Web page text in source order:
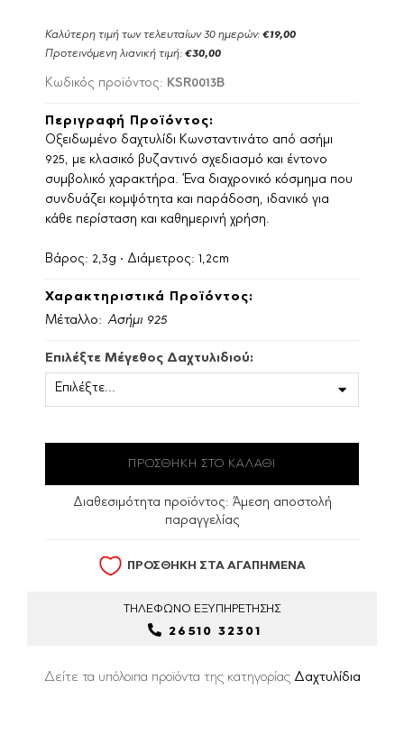
Καλύτερη τιμή των τελευταίων 30 ημερών: €19,00
Προτεινόμενη λιανική τιμή: €30,00
Κωδικός προϊόντος: KSR0013B
Περιγραφή Προϊόντος:
Οξειδωμένο δαχτυλίδι Κωνσταντινάτο από ασήμι
925, με κλασικό βυζαντινό σχεδιασμό και έντονο
συμβολικό χαρακτήρα. Ένα διαχρονικό κόσμημα που
συνδυάζει κομψότητα και παράδοση, ιδανικό για
κάθε περίσταση και καθημερινή χρήση.
Βάρος: 2,3g • Διάμετρος: 1,2cm
Χαρακτηριστικά Προϊόντος:
Μέταλλο: Ασήμι 925
Επιλέξτε Μέγεθος Δαχτυλιδιού:
Διαθεσιμότητα προϊόντος: Άμεση αποστολή
παραγγελίας
ΠΡΟΣΘΗΚΗ ΣΤΑ ΑΓΑΠΗΜΕΝΑ
ΤΗΛΕΦΩΝΟ ΕΞΥΠΗΡΕΤΗΣΗΣ
26510 32301
Δείτε τα υπόλοιπα προϊόντα της κατηγορίας Δαχτυλίδια